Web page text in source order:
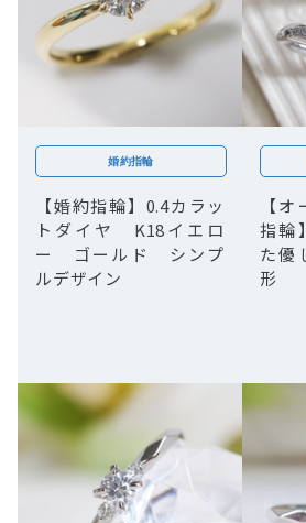
婚約指輪
【婚約指輪】0.4カラッ
トダイヤ K18イエロ
ー ゴールド シンプ
ルデザイン
【
指輪
た優
形